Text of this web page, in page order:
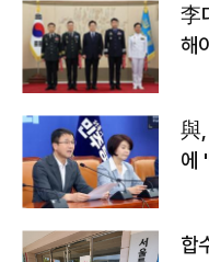
李
해
與,
에
합